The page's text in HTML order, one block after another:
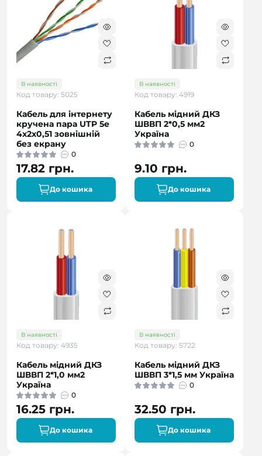
В наявності
Код товару: 5025
Кабель для інтернету
кручена пара UTP 5e
4x2x0,51 зовнішній
без екрану
0
17.82 грн.
До кошика
В наявності
Код товару: 4919
Кабель мідний ДКЗ
ШВВП 2*0,5 мм2
Україна
0
9.10 грн.
До кошика
В наявності
Код товару: 4935
Кабель мідний ДКЗ
ШВВП 2*1,0 мм2
Україна
0
16.25 грн.
До кошика
В наявності
Код товару: 5722
Кабель мідний ДКЗ
ШВВП 3*1,5 мм Україна
0
32.50 грн.
До кошика